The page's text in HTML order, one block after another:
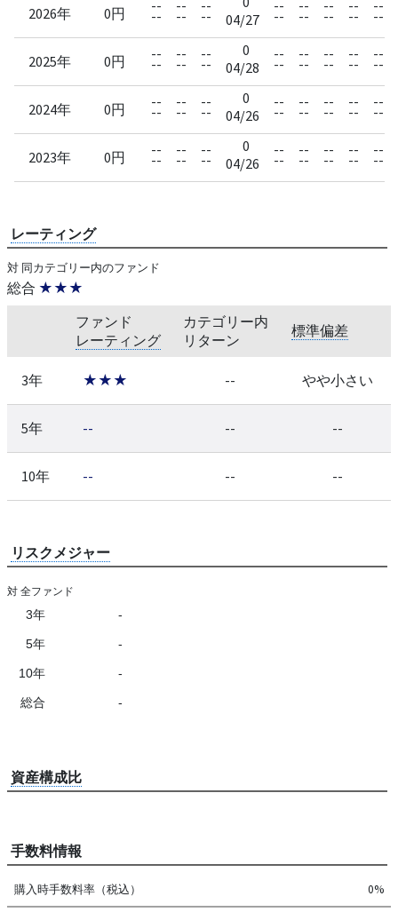
2026年 0円 --
--
--
--
--
--
04/27
--
--
--
--
--
--
--
--
--
--
2025年 0円 --
--
--
--
--
--
0
04/28
--
--
--
--
--
--
--
--
--
--
2024年 0円 --
--
--
--
--
--
0
04/26
--
--
--
--
--
--
--
--
--
--
2023年 0円 --
--
--
--
--
--
0
04/26
--
--
--
--
--
--
--
--
--
--
レーティング
対 同カテゴリー内のファンド
総合 ★★★
ファンド
レーティング
カテゴリー内
リターン
標準偏差
3年 ★★★ -- やや小さい
5年 -- -- --
10年 -- -- --
リスクメジャー
対 全ファンド
3年 -
5年 -
10年 -
総合 -
資産構成比
手数料情報
購入時手数料率（税込） 0%